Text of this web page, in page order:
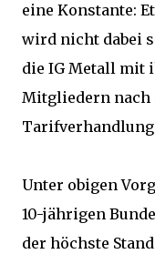
eine Konstante:
wird nicht dabei
die IG Metall mit
Mitgliedern nach
Unter obigen
10-jährigen
der höchste